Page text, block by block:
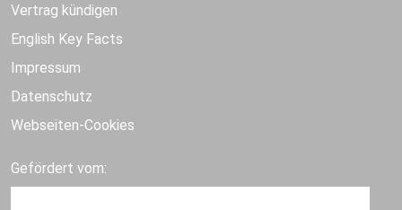
Vertrag kündigen
English Key Facts
Impressum
Datenschutz
Webseiten-Cookies
Gefördert vom: